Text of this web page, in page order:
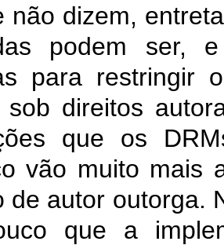
não dizem,
podem ser,
para restringir
sob direitos
que os
vão muito mais
de autor outorga.
que a